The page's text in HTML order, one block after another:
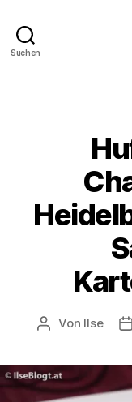
Suchen
Beitragsautor
Von Ilse